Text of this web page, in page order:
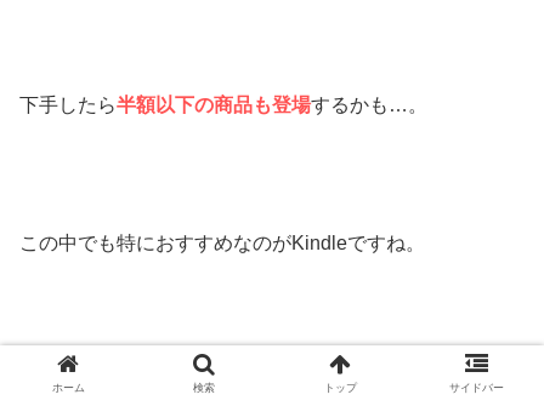
下手したら半額以下の商品も登場するかも…。
この中でも特におすすめなのがKindleですね。
ホーム 検索 トップ サイドバー